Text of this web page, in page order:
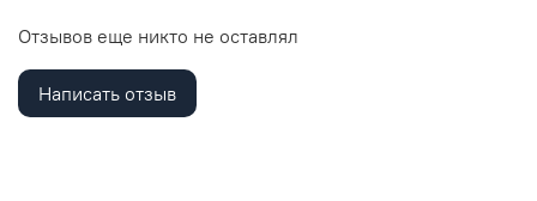
Отзывов еще никто не оставлял
Написать отзыв